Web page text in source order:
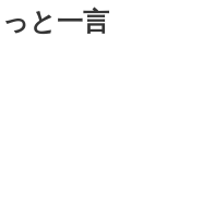
と一言